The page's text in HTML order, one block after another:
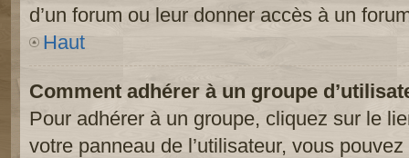
d’un forum ou leur donner accès à un
Haut
Comment adhérer à un groupe
Pour adhérer à un groupe, cliquez sur le
votre panneau de l’utilisateur, vous